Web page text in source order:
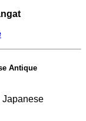
Antique